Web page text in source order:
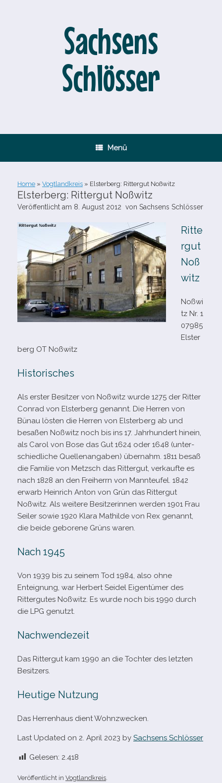
Sachsens
Schlösser
Menü
Home » Vogtlandkreis » Elsterberg: Rittergut Noßwitz
Elsterberg: Rittergut Noßwitz
Veröffentlicht am 8. August 2012 von Sachsens Schlösser
Ritte
rgut
Noß
witz
Noßwi
tz Nr. 1
07985
Elster
berg OT Noßwitz
Historisches
Als ers­ter Besitzer von Noßwitz wurde 1275 der Ritter
Conrad von Elsterberg genannt. Die Herren von
Bünau lös­ten die Herren von Elsterberg ab und
besa­ßen Noßwitz noch bis ins 17. Jahrhundert hin­ein,
als Carol von Bose das Gut 1624 oder 1648 (unter­
schied­li­che Quellenangaben) über­nahm. 1811 besaß
die Familie von Metzsch das Rittergut, ver­kaufte es
nach 1828 an den Freiherrn von Mannteufel. 1842
erwarb Heinrich Anton von Grün das Rittergut
Noßwitz. Als wei­tere Besitzerinnen wer­den 1901 Frau
Seiler sowie 1920 Klara Mathilde von Rex genannt,
die beide gebo­rene Grüns waren.
Nach 1945
Von 1939 bis zu sei­nem Tod 1984, also ohne
Enteignung, war Herbert Seidel Eigentümer des
Rittergutes Noßwitz. Es wurde noch bis 1990 durch
die LPG genutzt.
Nachwendezeit
Das Rittergut kam 1990 an die Tochter des letz­ten
Besitzers.
Heutige Nutzung
Das Herrenhaus dient Wohnzwecken.
Last Updated on 2. April 2023 by Sachsens Schlösser
Gelesen: 2.418
Veröffentlicht in Vogtlandkreis